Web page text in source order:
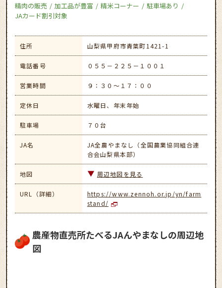
精肉の販売
加工品が豊富 精米コーナー
駐車場あり
JAカード割引対象
住所 山梨県甲府市青葉町1421-1
電話番号 ０５５－２２５－１００１
営業時間 ９：３０～１７：００
定休日 水曜日、年末年始
駐車場 ７０台
JA名
JA全農やまなし（全国農業協同組合連
合会山梨県本部）
地図 周辺地図を見る
URL（詳細）
https://www.zennoh.or.jp/yn/farm
stand/
農産物直売所たべるJAんやまなしの周辺地
図